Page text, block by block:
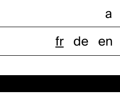
a
fr de en